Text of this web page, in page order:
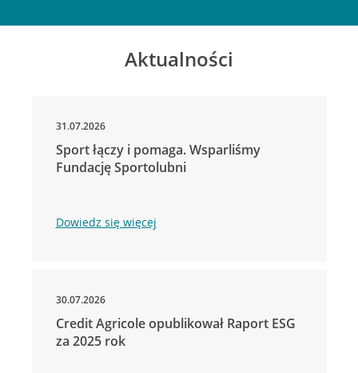
Aktualności
31.07.2026
Sport łączy i pomaga. Wsparliśmy
Fundację Sportolubni
Dowiedz się więcej
30.07.2026
Credit Agricole opublikował Raport ESG
za 2025 rok